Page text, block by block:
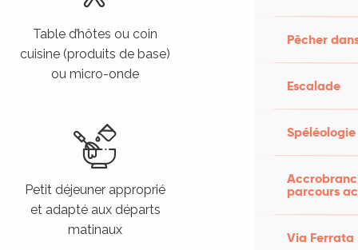
Pêcher
Escalade
Spéléologie
parcours
Via Ferrata
Table d’hôtes ou coin
cuisine (produits de base)
ou micro-onde
Panier repas ou pique-
Petit déjeuner approprié
et adapté aux départs
matinaux
Service de lavage et de